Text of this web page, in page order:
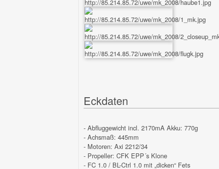
Eckdaten
- Abfluggewicht incl. 2170mA Akku: 770g
- Achsmaß: 445mm
- Motoren: Axi 2212/34
- Propeller: CFK EPP´s Klone
- FC 1.0 / BL-Ctrl 1.0 mit „dicken“ Fets